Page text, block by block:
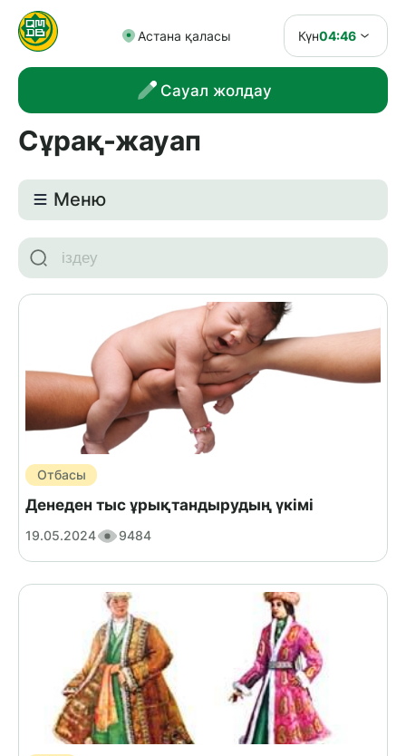
Астана қаласы Күн04:46
Сауал жолдау
Сұрақ-жауап
Meню
Отбасы
Денеден тыс ұрықтандырудың үкімі
19.05.2024 9484